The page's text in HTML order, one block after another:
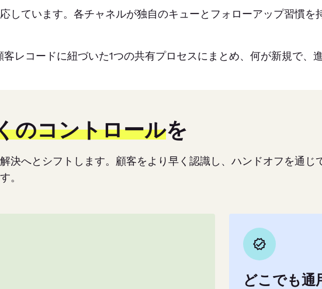
しています。各チャネルが独自のキューとフォローアップ習慣
レコードに紐づいた1つの共有プロセスにまとめ、何が新規で、
のコントロールを
決へとシフトします。顧客をより早く認識し、ハンドオフを通
。
どこでも通